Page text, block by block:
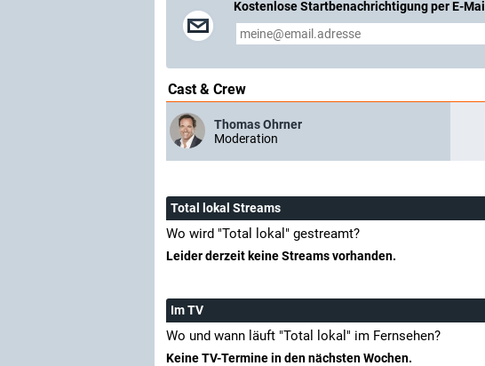
Kostenlose Startbenachrichtigung per E-Mail
Cast & Crew
Thomas Ohrner
Moderation
Total lokal Streams
Wo wird "Total lokal" gestreamt?
Leider derzeit keine Streams vorhanden.
Im TV
Wo und wann läuft "Total lokal" im Fernsehen?
Keine TV-Termine in den nächsten Wochen.